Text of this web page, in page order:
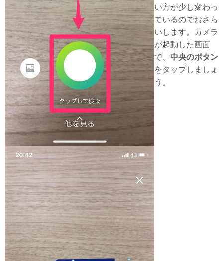
い方が少し変わっ
ているのでおさら
いします。カメラ
が起動した画面
で、 中央のボタン
をタップしましょ
う。